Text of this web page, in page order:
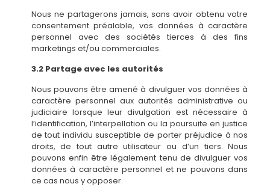
Nous ne partagerons jamais, sans avoir obtenu votre
consentement préalable, vos données à caractère
personnel avec des sociétés tierces à des fins
marketings et/ou commerciales.
3.2 Partage avec les autorités
Nous pouvons être amené à divulguer vos données à
caractère personnel aux autorités administrative ou
judiciaire lorsque leur divulgation est nécessaire à
l’identification, l’interpellation ou la poursuite en justice
de tout individu susceptible de porter préjudice à nos
droits, de tout autre utilisateur ou d’un tiers. Nous
pouvons enfin être légalement tenu de divulguer vos
données à caractère personnel et ne pouvons dans
ce cas nous y opposer.